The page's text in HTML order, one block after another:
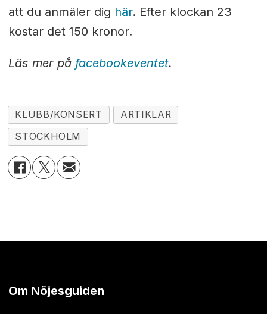
att du anmäler dig här. Efter klockan 23
kostar det 150 kronor.
Läs mer på facebookeventet.
KLUBB/KONSERT
ARTIKLAR
STOCKHOLM
Om Nöjesguiden